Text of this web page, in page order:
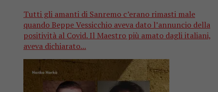
Tutti gli amanti di Sanremo c’erano rimasti male
quando Beppe Vessicchio aveva dato l’annuncio della
positività al Covid. Il Maestro più amato dagli italiani,
aveva dichiarato...